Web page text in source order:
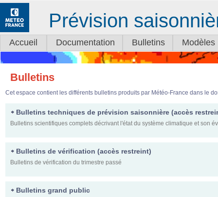
Prévision
Accueil Documentation Bulletins Modèles
Bulletins
Cet espace contient les différents bulletins produits par Météo-France dans le
Bulletins techniques de prévision saisonnière (accès
Bulletins scientifiques complets décrivant l'état du système climatique et son
Bulletins de vérification (accès restreint)
Bulletins de vérification du trimestre passé
Bulletins grand public